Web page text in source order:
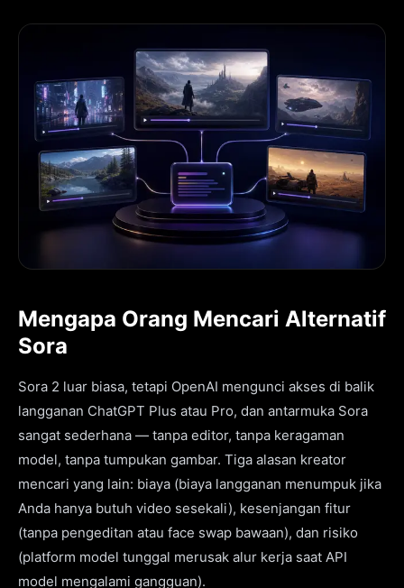
Mengapa Orang Mencari Alternatif
Sora
Sora 2 luar biasa, tetapi OpenAI mengunci akses di balik
langganan ChatGPT Plus atau Pro, dan antarmuka Sora
sangat sederhana — tanpa editor, tanpa keragaman
model, tanpa tumpukan gambar. Tiga alasan kreator
mencari yang lain: biaya (biaya langganan menumpuk jika
Anda hanya butuh video sesekali), kesenjangan fitur
(tanpa pengeditan atau face swap bawaan), dan risiko
(platform model tunggal merusak alur kerja saat API
model mengalami gangguan).